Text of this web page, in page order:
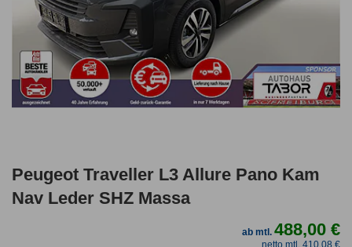
Peugeot Traveller L3 Allure Pano Kam
Nav Leder SHZ Massa
ab mtl.488,00 €